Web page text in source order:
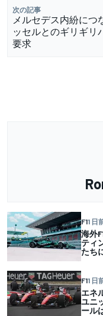
次の記事
メルセデス内紛に
ッセルとのギリギリ
要求
F11 日
海外
ティ
たち
F11 日
エネ
ユニ
ール